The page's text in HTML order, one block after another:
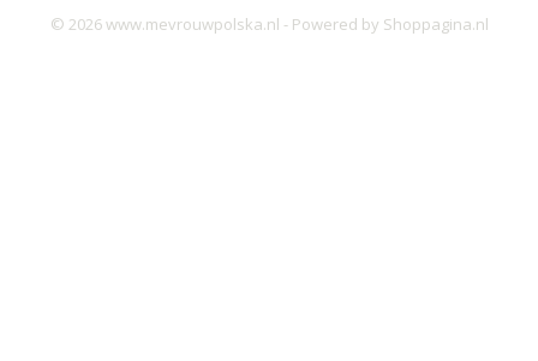
© 2026 www.mevrouwpolska.nl - Powered by Shoppagina.nl